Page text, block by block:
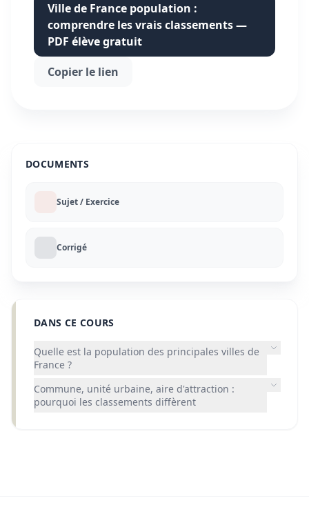
DOCUMENTS
Sujet / Exercice
Corrigé
DANS CE COURS
Quelle est la population des principales villes de
France ?
Commune, unité urbaine, aire d'attraction :
pourquoi les classements diffèrent
Ville de France population :
comprendre les vrais classements —
PDF élève gratuit
Copier le lien